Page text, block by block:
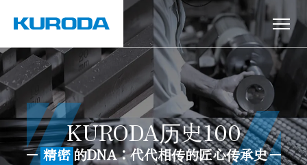
KURODA历史100
精密的DNA：代代相传的匠心传承史